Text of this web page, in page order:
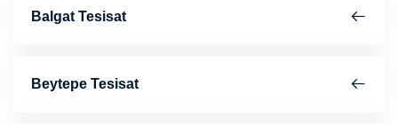
Balgat Tesisat
Beytepe Tesisat